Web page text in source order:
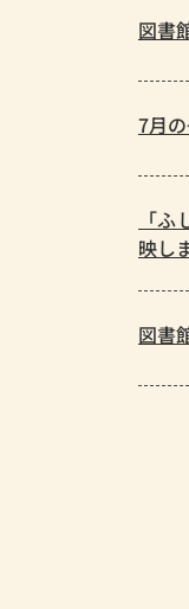
図書
7月
「
映し
図書